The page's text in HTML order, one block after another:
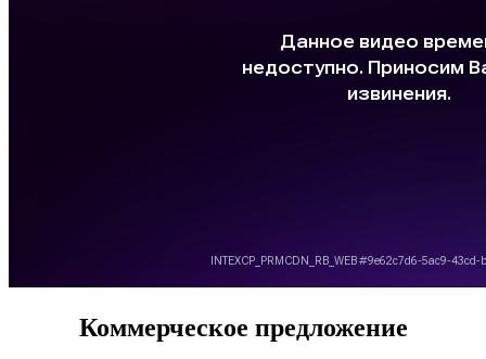
Коммерческое предложение